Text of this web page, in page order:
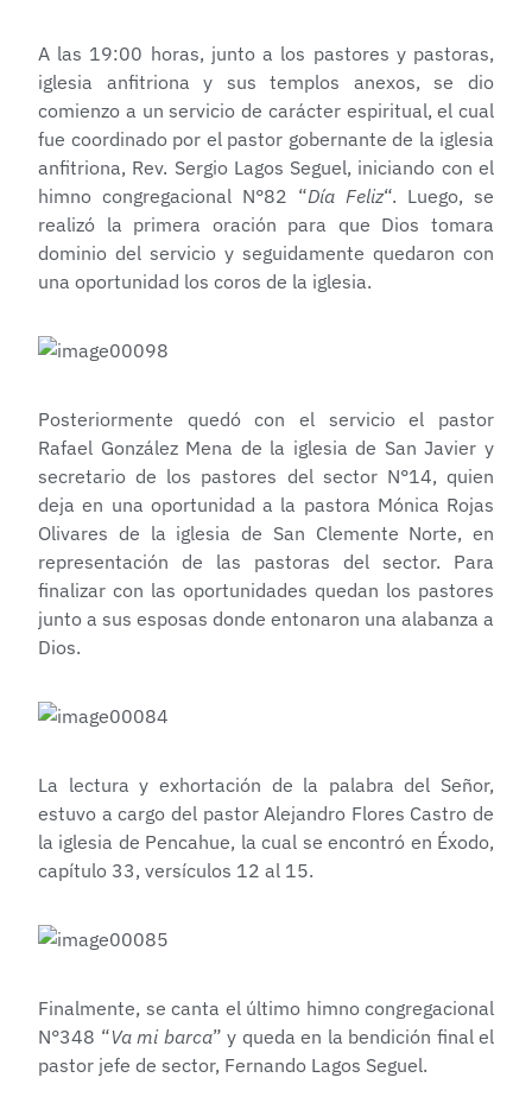
A las 19:00 horas, junto a los pastores y pastoras,
iglesia anfitriona y sus templos anexos, se dio
comienzo a un servicio de carácter espiritual, el cual
fue coordinado por el pastor gobernante de la iglesia
anfitriona, Rev. Sergio Lagos Seguel, iniciando con el
himno congregacional N°82 “Día Feliz“. Luego, se
realizó la primera oración para que Dios tomara
dominio del servicio y seguidamente quedaron con
una oportunidad los coros de la iglesia.
Posteriormente quedó con el servicio el pastor
Rafael González Mena de la iglesia de San Javier y
secretario de los pastores del sector N°14, quien
deja en una oportunidad a la pastora Mónica Rojas
Olivares de la iglesia de San Clemente Norte, en
representación de las pastoras del sector. Para
finalizar con las oportunidades quedan los pastores
junto a sus esposas donde entonaron una alabanza a
Dios.
La lectura y exhortación de la palabra del Señor,
estuvo a cargo del pastor Alejandro Flores Castro de
la iglesia de Pencahue, la cual se encontró en Éxodo,
capítulo 33, versículos 12 al 15.
Finalmente, se canta el último himno congregacional
N°348 “Va mi barca” y queda en la bendición final el
pastor jefe de sector, Fernando Lagos Seguel.